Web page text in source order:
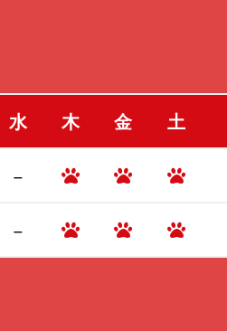
水 木 金 土
−
−